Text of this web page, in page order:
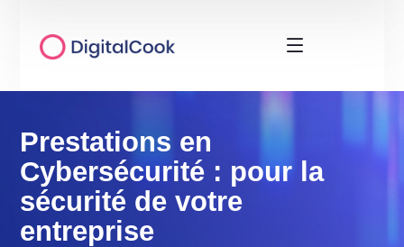
Prestations en
Cybersécurité : pour la
sécurité de votre
entreprise